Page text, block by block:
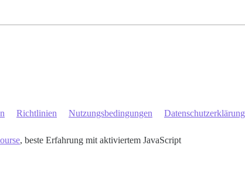
Richtlinien Nutzungsbedingungen Datenschutzerklärung
, beste Erfahrung mit aktiviertem JavaScript